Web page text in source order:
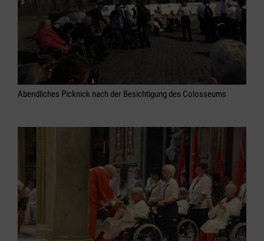
Abendliches Picknick nach der Besichtigung des Colosseums